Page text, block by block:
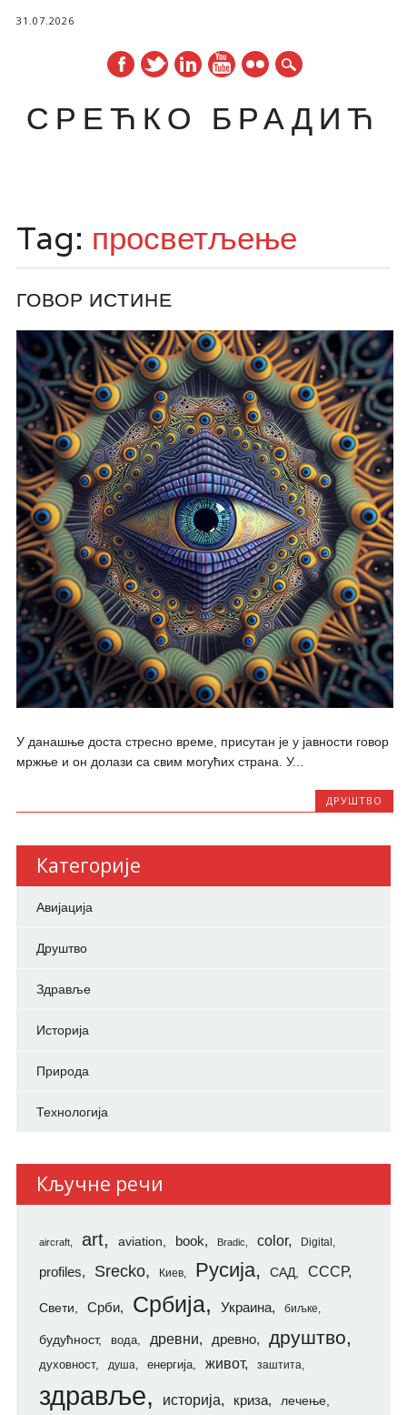
31.07.2026
СРЕЋКО БРАДИЋ
content
Tag: просветљење
ГОВОР ИСТИНЕ
У данашње доста стресно време, присутан је у јавности говор
мржње и он долази са свим могућих страна. У...
ДРУШТВО
Категорије
Авијација
Друштво
Здравље
Историја
Природа
Технологија
Кључне речи
aircraft art aviation book Bradic color Digital
profiles Srecko Киев Русија САД СССР
Свети Срби Србија Украина биљке
будућност вода древни древно друштво
духовност душа енергија живот заштита
здравље историја криза лечење